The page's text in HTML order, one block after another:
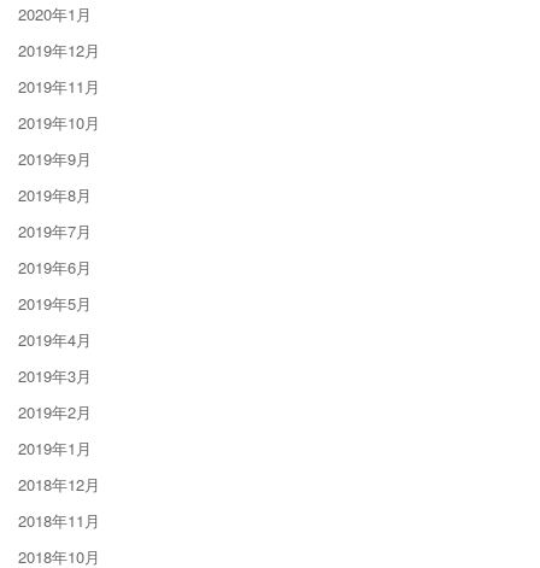
2020年1月
2019年12月
2019年11月
2019年10月
2019年9月
2019年8月
2019年7月
2019年6月
2019年5月
2019年4月
2019年3月
2019年2月
2019年1月
2018年12月
2018年11月
2018年10月